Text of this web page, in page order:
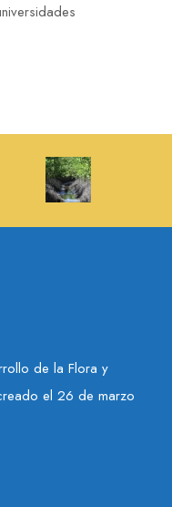
de la Flora y
el 26 de marzo